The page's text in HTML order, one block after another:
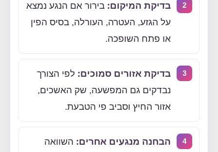
בדיקת המיקום:בירור אם הנגע נמצא
על הגזע, העטרה, העורלה, בסיס הפין
או פתח השופכה.
בדיקת אזורים סמוכים:לפי הצורך
נבדקים גם המפשעה, שק האשכים,
אזור החיץ וסביב פי הטבעת.
הבחנה מנגעים אחרים:השוואה